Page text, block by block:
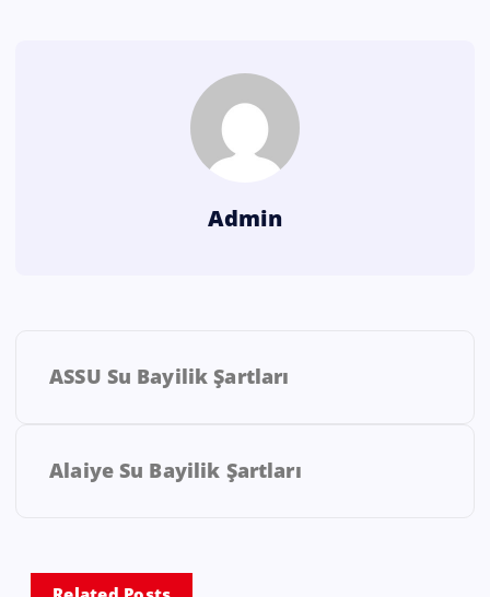
Admin
ASSU Su Bayilik Şartları
Alaiye Su Bayilik Şartları